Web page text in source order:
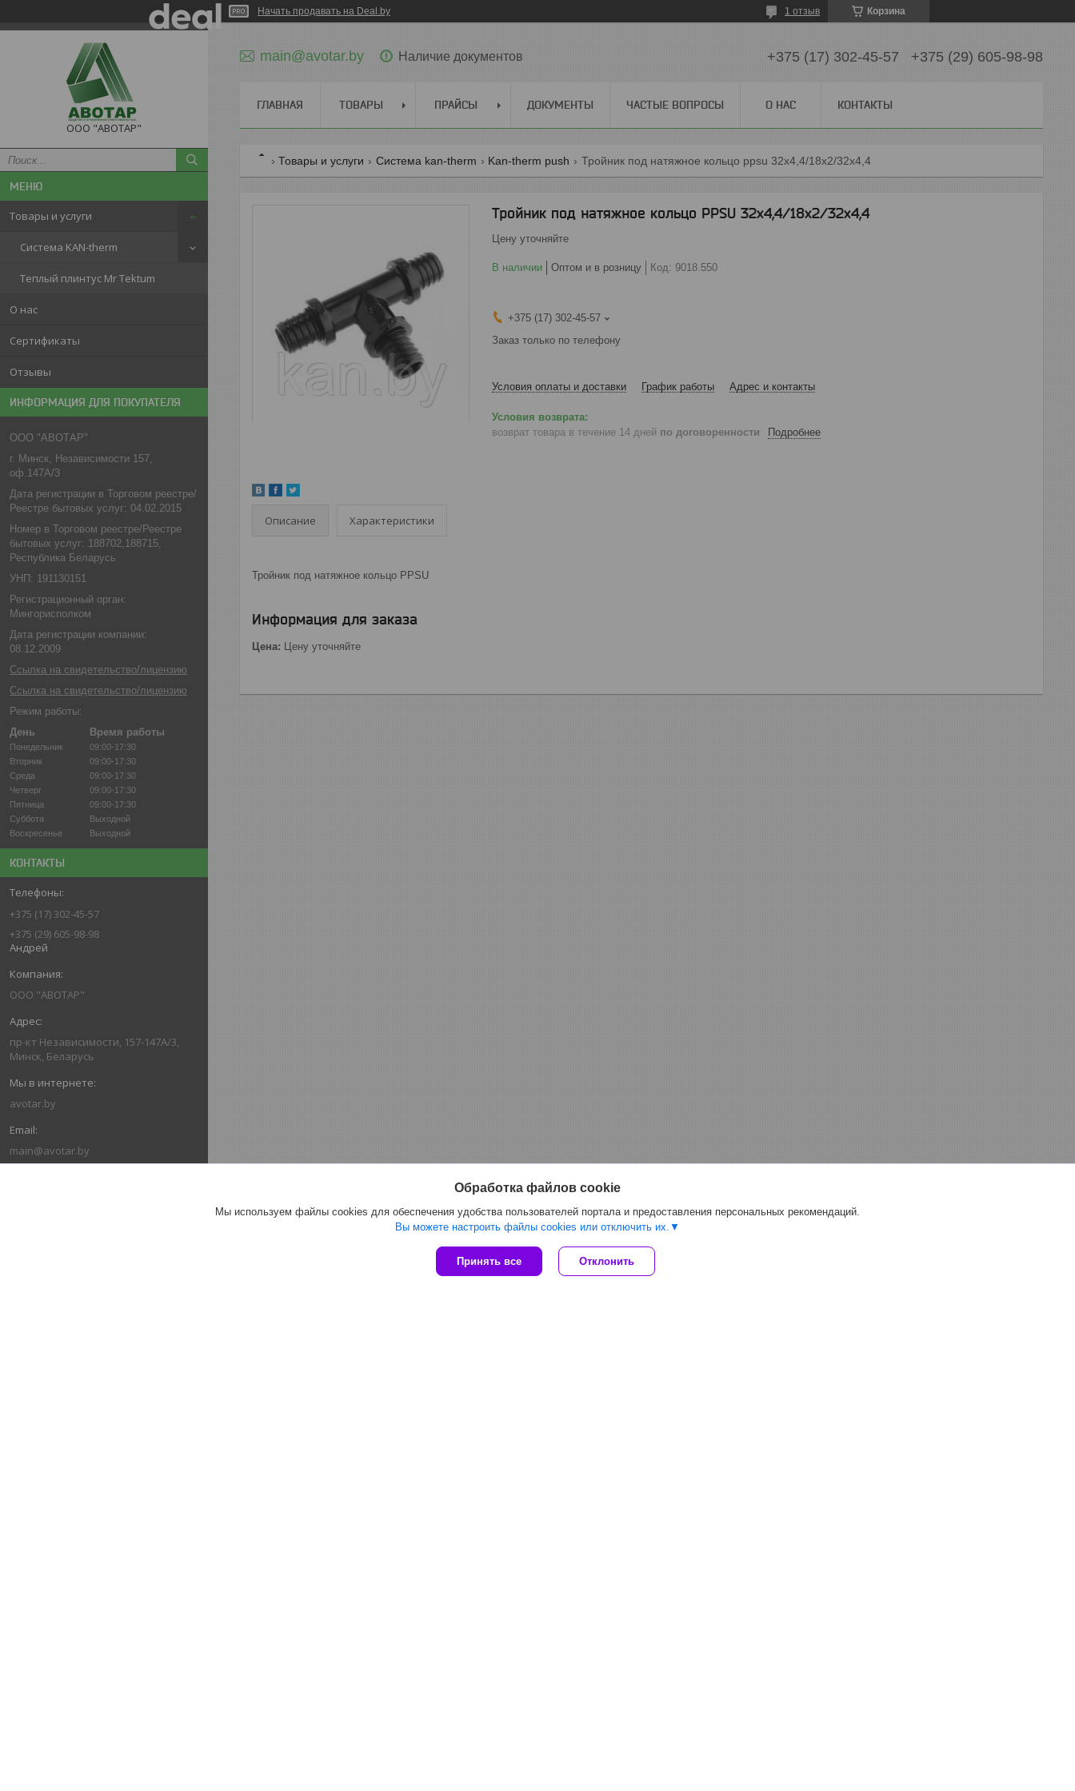
Начать продавать на Deal.by Корзина
1 отзыв
ООО "АВОТАР"
Товары и услуги
Система KAN-therm
Теплый плинтус Mr Tektum
О нас
Сертификаты
Отзывы
ИНФОРМАЦИЯ ДЛЯ ПОКУПАТЕЛЯ
ООО "АВОТАР"
г. Минск, Независимости 157,
оф.147А/3
Дата регистрации в Торговом реестре/
Реестре бытовых услуг: 04.02.2015
Номер в Торговом реестре/Реестре
бытовых услуг: 188702,188715,
Республика Беларусь
УНП: 191130151
Регистрационный орган:
Мингорисполком
Дата регистрации компании:
08.12.2009
Ссылка на свидетельство/лицензию
Ссылка на свидетельство/лицензию
Режим работы:
День
Время работы
Понедельник
09:00-17:30
Вторник
09:00-17:30
Среда
09:00-17:30
Четверг
09:00-17:30
Пятница
09:00-17:30
Суббота
Выходной
Воскресенье
Выходной
КОНТАКТЫ
+375 (17) 302-45-57
+375 (29) 605-98-98
Андрей
ООО "АВОТАР"
пр-кт Независимости, 157-147А/3,
Минск, Беларусь
avotar.by
main@avotar.by
main@avotar.by Наличие документов +375 (17) 302-45-57 +375 (29) 605-98-98
ГЛАВНАЯ ТОВАРЫ ПРАЙСЫ ДОКУМЕНТЫ ЧАСТЫЕ ВОПРОСЫ О НАС КОНТАКТЫ
Товары и услуги Система kan-therm Kan-therm push Тройник под натяжное кольцо ppsu 32x4,4/18x2/32x4,4
Тройник под натяжное кольцо PPSU 32x4,4/18x2/32x4,4
Цену уточняйте
В наличии Оптом и в розницу Код: 9018.550
+375 (17) 302-45-57
Заказ только по телефону
Условия оплаты и доставки График работы Адрес и контакты
возврат товара в течение 14 дней по договоренности Подробнее
Описание Характеристики
Тройник под натяжное кольцо PPSU
Информация для заказа
Цена: Цену уточняйте
Обработка файлов cookie
Мы используем файлы cookies для обеспечения удобства пользователей портала и предоставления персональных рекомендаций.
Вы можете настроить файлы cookies или отключить их.
Принять все Отклонить